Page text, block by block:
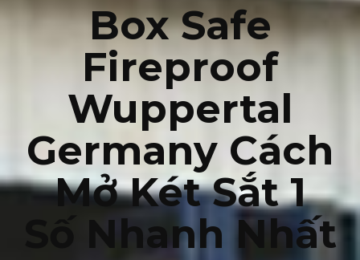
Box Safe
Fireproof
Wuppertal
Germany Cách
Mở Két Sắt 1
Số Nhanh Nhất